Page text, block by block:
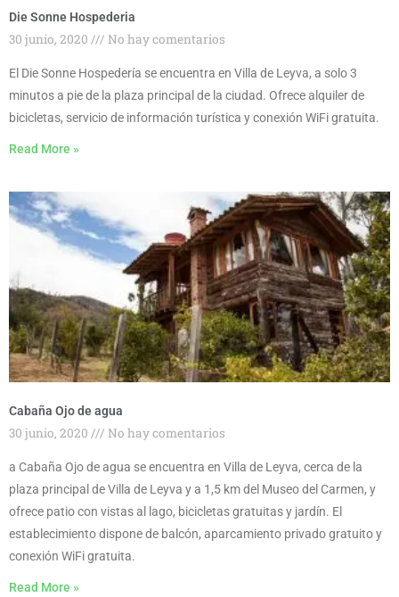
Die Sonne Hospederia
30 junio, 2020 No hay comentarios
El Die Sonne Hospedería se encuentra en Villa de Leyva, a solo 3
minutos a pie de la plaza principal de la ciudad. Ofrece alquiler de
bicicletas, servicio de información turística y conexión WiFi gratuita.
Read More »
Cabaña Ojo de agua
30 junio, 2020 No hay comentarios
a Cabaña Ojo de agua se encuentra en Villa de Leyva, cerca de la
plaza principal de Villa de Leyva y a 1,5 km del Museo del Carmen, y
ofrece patio con vistas al lago, bicicletas gratuitas y jardín. El
establecimiento dispone de balcón, aparcamiento privado gratuito y
conexión WiFi gratuita.
Read More »